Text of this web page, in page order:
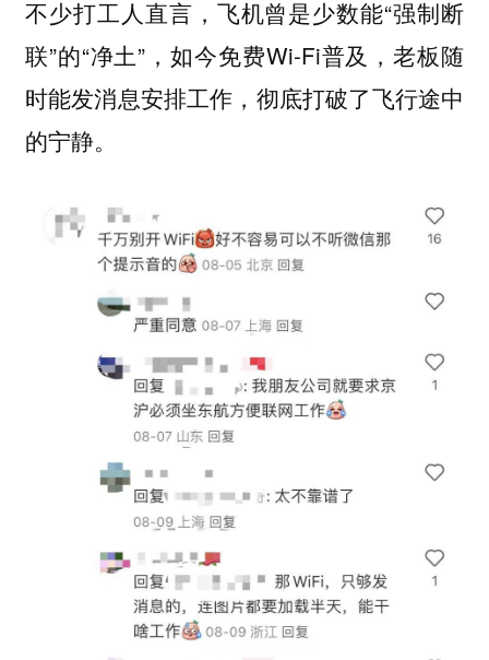
不少打工人直言，飞机曾是少数能“强制断
联”的“净土”，如今免费Wi-Fi普及，老板随
时能发消息安排工作，彻底打破了飞行途中
的宁静。